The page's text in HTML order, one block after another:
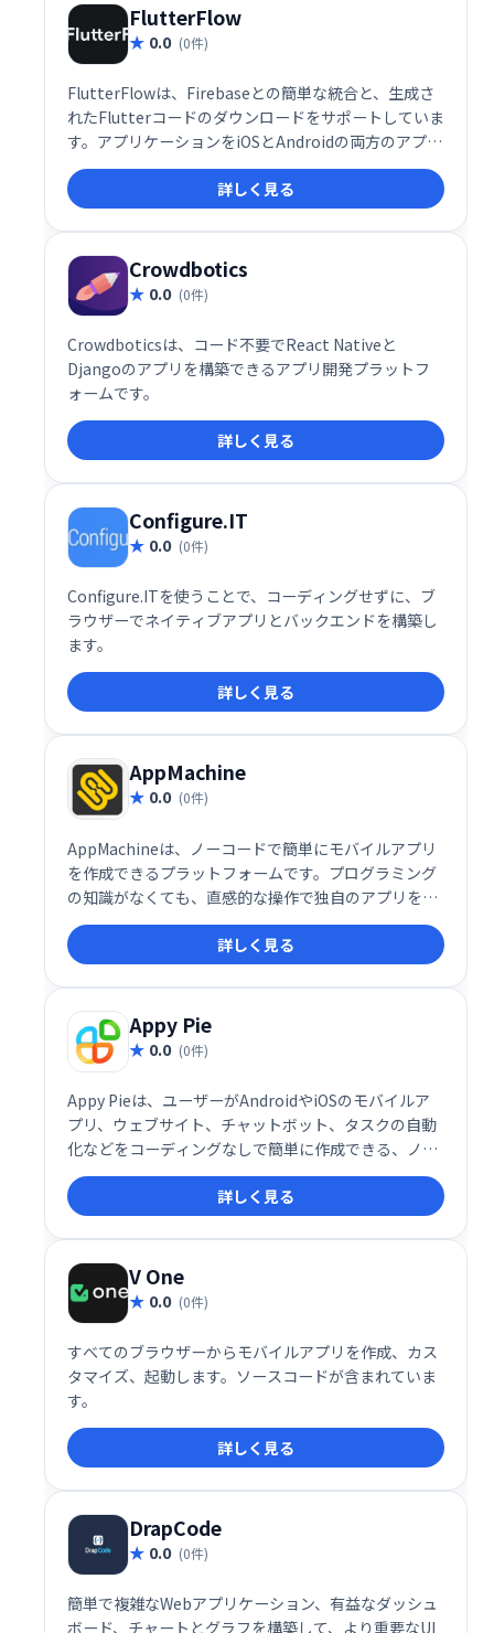
FlutterFlow
0.0 (0件)
FlutterFlowは、Firebaseとの簡単な統合と、生成さ
れたFlutterコードのダウンロードをサポートしていま
す。アプリケーションをiOSとAndroidの両方のアプリ
ストアに直接デプロイすることもできます。
詳しく見る
Crowdbotics
0.0 (0件)
Crowdboticsは、コード不要でReact Nativeと
Djangoのアプリを構築できるアプリ開発プラットフ
ォームです。
詳しく見る
Configure.IT
0.0 (0件)
Configure.ITを使うことで、コーディングせずに、ブ
ラウザーでネイティブアプリとバックエンドを構築し
ます。
詳しく見る
AppMachine
0.0 (0件)
AppMachineは、ノーコードで簡単にモバイルアプリ
を作成できるプラットフォームです。プログラミング
の知識がなくても、直感的な操作で独自のアプリを開
発できます。デザインテンプレートや豊富な機能を活
用し、ビジネスアプリやパーソナルアプリなど、様々
な目的に合わせたアプリ制作が可能です。 迅速な開発
と低コストで、アプリによるビジネス拡大や効率化を
実現しましょう。
詳しく見る
Appy Pie
0.0 (0件)
Appy Pieは、ユーザーがAndroidやiOSのモバイルア
プリ、ウェブサイト、チャットボット、タスクの自動
化などをコーディングなしで簡単に作成できる、ノー
コードのアプリケーション開発プラットフォームで
す。
詳しく見る
V One
0.0 (0件)
すべてのブラウザーからモバイルアプリを作成、カス
タマイズ、起動します。ソースコードが含まれていま
す。
詳しく見る
DrapCode
0.0 (0件)
簡単で複雑なWebアプリケーション、有益なダッシュ
ボード、チャートとグラフを構築して、より重要なUI